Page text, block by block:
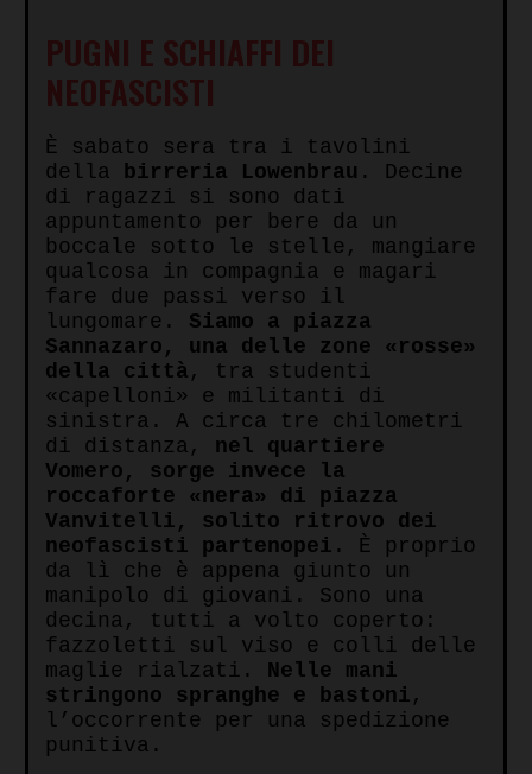
PUGNI E SCHIAFFI DEI
NEOFASCISTI
È sabato sera tra i tavolini
della birreria Lowenbrau . Decine
di ragazzi si sono dati
appuntamento per bere da un
boccale sotto le stelle, mangiare
qualcosa in compagnia e magari
fare due passi verso il
lungomare. Siamo a piazza
Sannazaro, una delle zone «rosse»
della città , tra studenti
«capelloni» e militanti di
sinistra. A circa tre chilometri
di distanza, nel quartiere
Vomero, sorge invece la
roccaforte «nera» di piazza
Vanvitelli, solito ritrovo dei
neofascisti partenopei . È proprio
da lì che è appena giunto un
manipolo di giovani. Sono una
decina, tutti a volto coperto:
fazzoletti sul viso e colli delle
maglie rialzati. Nelle mani
stringono spranghe e bastoni ,
l’occorrente per una spedizione
punitiva.